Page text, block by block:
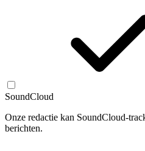
SoundCloud
Onze redactie kan SoundCloud-
berichten.